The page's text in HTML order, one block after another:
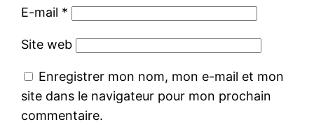
E-mail *
Site web
Enregistrer mon nom, mon e-mail et mon
site dans le navigateur pour mon prochain
commentaire.